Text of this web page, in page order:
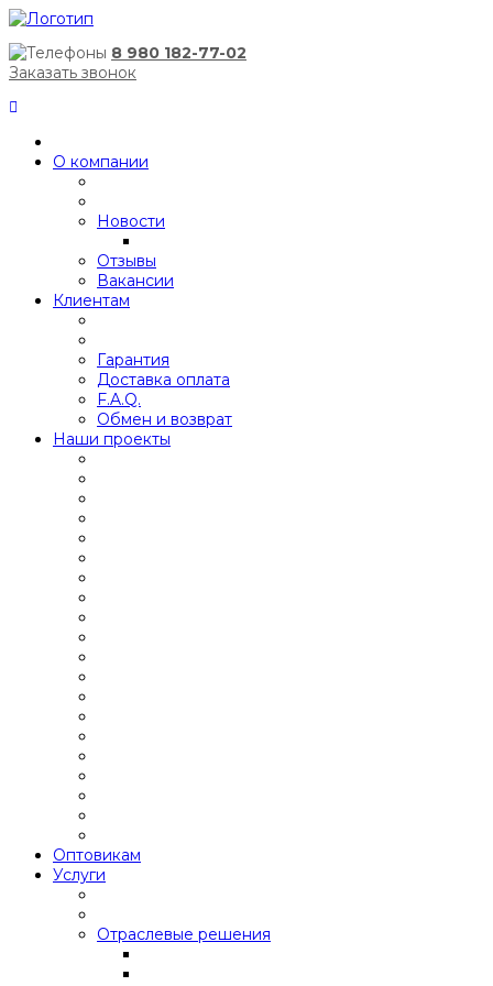
8 980 182-77-02
Заказать звонок
О компании
Новости
Отзывы
Вакансии
Клиентам
Гарантия
Доставка оплата
F.A.Q.
Обмен и возврат
Наши проекты
Оптовикам
Услуги
Отраслевые решения